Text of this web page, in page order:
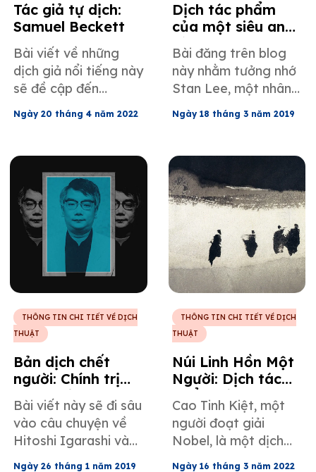
Tác giả tự dịch:
Samuel Beckett
Bài viết về những
dịch giả nổi tiếng này
sẽ đề cập đến
Samuel Beckett,
người mà phần lớn
bằng tiếng Pháp
trước, sau đó được
chính ông dịch sang
tiếng Anh. Ông cũng
đề cập đến những
chủ đề cốt lõi trong
các tác phẩm của
Ngày 20 tháng 4 năm 2022
Dịch tác phẩm
của một siêu anh
hùng đời thực -
Tưởng nhớ Stan
Lee
Bài đăng trên blog
này nhằm tưởng nhớ
Stan Lee, một nhân
vật quan trọng trong
văn hóa truyện
phẩm đã được dịch
ra hơn 11 ngôn ngữ,
bao gồm tiếng
Trung, tiếng Nhật,
tiếng Hàn và tiếng
Tây Ban Nha.
Ngày 18 tháng 3 năm 2019
THÔNG TIN CHI TIẾT VỀ DỊCH
THUẬT
Bản dịch chết
người: Chính trị
trong bản dịch
tiếng Nhật của
Hitoshi Igarashi
về bộ truyện
Những câu thơ
Bài viết này sẽ đi sâu
vào câu chuyện về
Hitoshi Igarashi và
cái chết bi thảm của
Ngày 26 tháng 1 năm 2019
THÔNG TIN CHI TIẾT VỀ DỊCH
THUẬT
Núi Linh Hồn Một
Người: Dịch tác
phẩm của Cao
Tinh Kiến
Cao Tinh Kiệt, một
người đoạt giải
Nobel, là một dịch
giả người Hoa gốc
Ngày 16 tháng 3 năm 2022